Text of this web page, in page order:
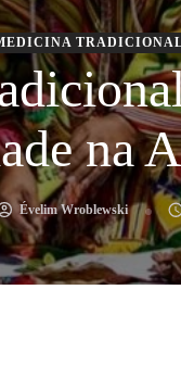
na
Évelim Wroblewski